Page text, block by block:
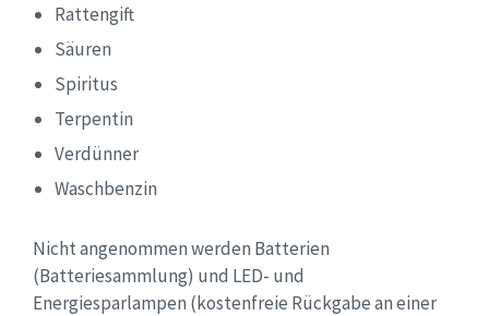
Rattengift
Säuren
Spiritus
Terpentin
Verdünner
Waschbenzin
Nicht angenommen werden Batterien
(Batteriesammlung) und LED- und
Energiesparlampen (kostenfreie Rückgabe an einer